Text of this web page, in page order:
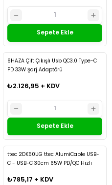
Sepete Ekle
SHAZA Çift Çıkışlı Usb QC3.0 Type-C
PD 33W Şarj Adaptörü
₺2.126,95 + KDV
Sepete Ekle
ttec 2DK50UG ttec AlumiCable USB-
C - USB-C 30cm 65W PD/QC Hızlı
Grisi
₺785,17 + KDV